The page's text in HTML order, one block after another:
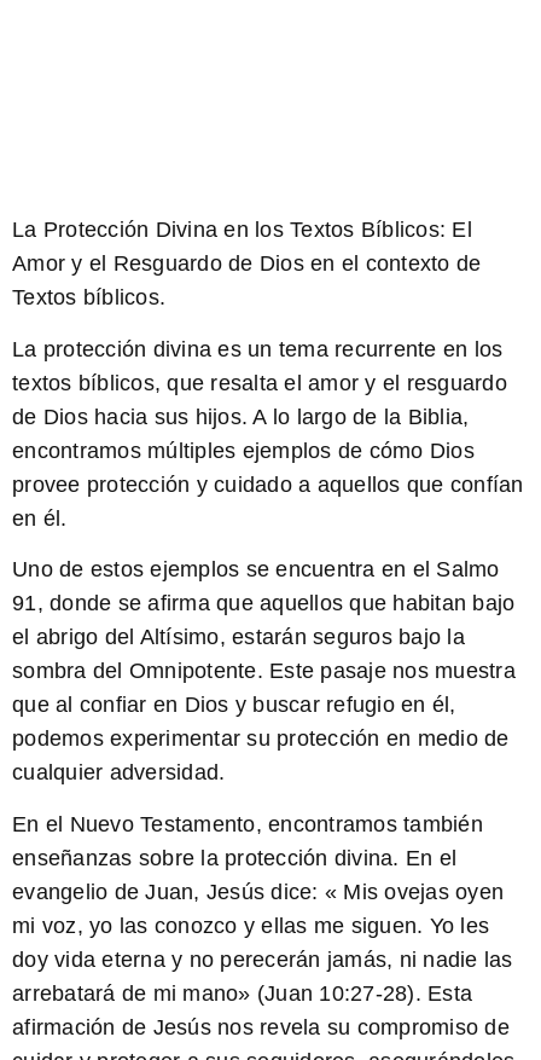
La Protección Divina en los Textos Bíblicos: El
Amor y el Resguardo de Dios en el contexto de
Textos bíblicos.
La protección divinaes un tema recurrente en los
textos bíblicos, que resalta el amor y el resguardo
de Dios hacia sus hijos. A lo largo de la Biblia,
encontramos múltiples ejemplos de cómo Dios
provee protección y cuidado a aquellos que confían
en él.
Uno de estos ejemplos se encuentra en el Salmo
91, donde se afirma que aquellos que habitan bajo
el abrigo del Altísimo, estarán seguros bajo la
sombra del Omnipotente. Este pasaje nos muestra
que al confiar en Dios y buscar refugio en él,
podemos experimentar su protección en medio de
cualquier adversidad.
En el Nuevo Testamento, encontramos también
enseñanzas sobre la protección divina. En el
evangelio de Juan, Jesús dice: « Mis ovejas oyen
mi voz, yo las conozco y ellas me siguen. Yo les
doy vida eterna y no perecerán jamás, ni nadie las
arrebatará de mi mano» (Juan 10:27-28). Esta
afirmación de Jesús nos revela su compromiso de